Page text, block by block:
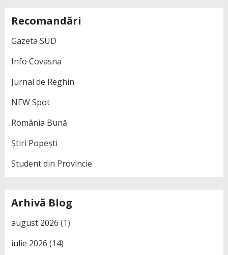
Recomandări
Gazeta SUD
Info Covasna
Jurnal de Reghin
NEW Spot
România Bună
Știri Popești
Student din Provincie
Arhivă Blog
august 2026 (1)
iulie 2026 (14)